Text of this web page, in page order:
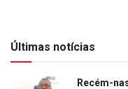
Últimas notícias
Recém-